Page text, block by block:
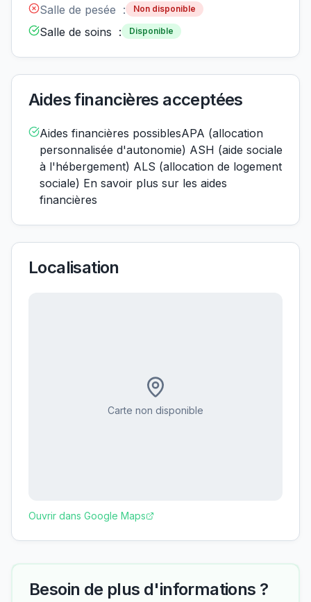
Salle de pesée : Non disponible
Salle de soins : Disponible
Aides financières acceptées
Aides financières possiblesAPA (allocation
personnalisée d'autonomie) ASH (aide sociale
à l'hébergement) ALS (allocation de logement
sociale) En savoir plus sur les aides
financières
Localisation
Carte non disponible
Ouvrir dans Google Maps
Besoin de plus d'informations ?